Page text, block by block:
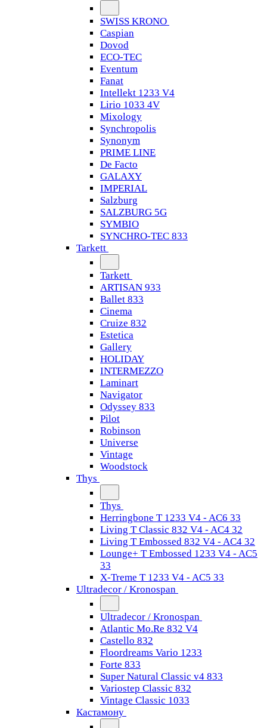
SWISS KRONO
Caspian
Dovod
ECO-TEC
Eventum
Fanat
Intellekt 1233 V4
Lirio 1033 4V
Mixology
Synchropolis
Synonym
PRIME LINE
De Facto
GALAXY
IMPERIAL
Salzburg
SALZBURG 5G
SYMBIO
SYNCHRO-TEC 833
Tarkett
Tarkett
ARTISAN 933
Ballet 833
Cinema
Cruize 832
Estetica
Gallery
HOLIDAY
INTERMEZZO
Laminart
Navigator
Odyssey 833
Pilot
Robinson
Universe
Vintage
Woodstock
Thys
Thys
Herringbone T 1233 V4 - AC6 33
Living T Classic 832 V4 - AC4 32
Living T Embossed 832 V4 - AC4 32
Lounge+ T Embossed 1233 V4 - AC5
33
X-Treme T 1233 V4 - AC5 33
Ultradecor / Kronospan
Ultradecor / Kronospan
Atlantic Mo.Re 832 V4
Castello 832
Floordreams Vario 1233
Forte 833
Super Natural Classic v4 833
Variostep Classic 832
Vintage Classic 1033
Кастамону